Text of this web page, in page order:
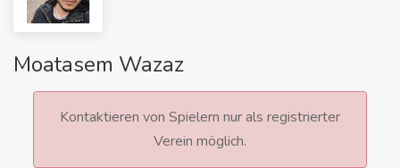
Moatasem Wazaz
Kontaktieren von Spielern nur als registrierter
Verein möglich.